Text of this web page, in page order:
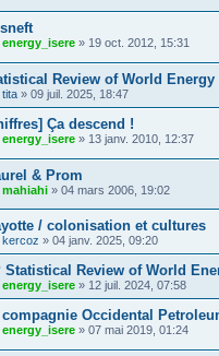
energy_isere » 19 oct. 2012, 15:31
Review of World Energy
tita » 09 juil. 2025, 18:47
Ça descend !
energy_isere » 13 janv. 2010, 12:37
& Prom
mahiahi » 04 mars 2006, 19:02
/ colonisation et cultures
kercoz » 04 janv. 2025, 09:20
Statistical Review of World
energy_isere » 12 juil. 2024, 07:58
compagnie Occidental
energy_isere » 07 mai 2019, 01:24